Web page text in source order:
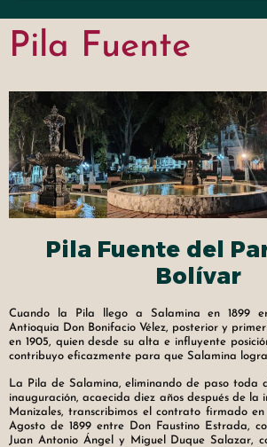
Pila Fuente
Pila Fuente del
Bolívar
Cuando la Pila llego a Salamina en 1899
Antioquia Don Bonifacio Vélez, posterior y
en 1905, quien desde su alta e influyente
contribuyo eficazmente para que Salamina
La Pila de Salamina, eliminando de paso toda
inauguración, acaecida diez años después de la
Manizales, transcribimos el contrato firmado
Agosto de 1899 entre Don Faustino Estrada,
Juan Antonio Ángel y Miguel Duque Salazar,